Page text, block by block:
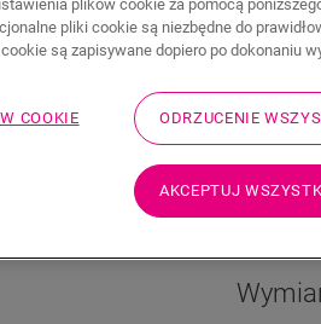
Przejdź szybko do Pliki do
plików cookie za pomocą
pliki cookie są niezbędne do
są zapisywane dopiero po dokonaniu
COOKIE ODRZUCENIE
AKCEPTUJ